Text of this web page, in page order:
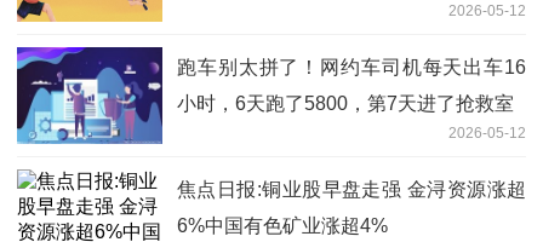
2026-05-12
跑车别太拼了！网约车司机每天出车16
小时，6天跑了5800，第7天进了抢救室
2026-05-12
焦点日报:铜业股早盘走强 金浔资源涨超
6%中国有色矿业涨超4%